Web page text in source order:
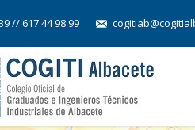
// 617 44 98 99